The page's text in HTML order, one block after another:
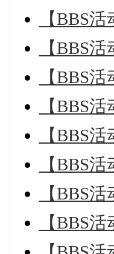
【BBS
【BBS
【BBS
【BBS
【BBS
【BBS
【BBS
【BBS